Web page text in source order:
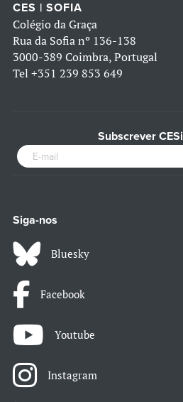
CES | SOFIA
Colégio da Graça
Rua da Sofia nº 136-138
3000-389 Coimbra, Portugal
Tel +351 239 853 649
Subscrever
Siga-nos
Bluesky
Facebook
Youtube
Instagram